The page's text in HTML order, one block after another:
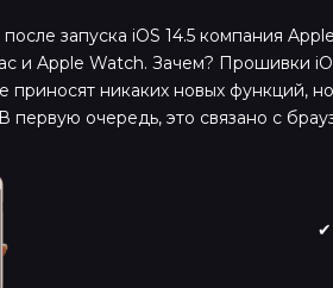
запуска iOS 14.5 компания
и Apple Watch. Зачем? Прошивки
приносят никаких новых функций,
первую очередь, это связано с